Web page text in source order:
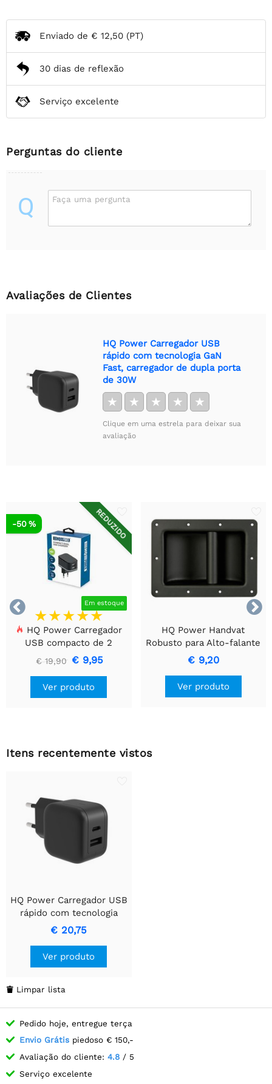
Enviado de € 12,50 (PT)
30 dias de reflexão
Serviço excelente
Perguntas do cliente
Q Faça uma pergunta
Avaliações de Clientes
HQ Power Carregador USB
rápido com tecnologia GaN
Fast, carregador de dupla porta
de 30W
★ ★ ★ ★ ★
Clique em uma estrela para deixar sua
avaliação


REDUZIDO
Em estoque
-50 %
HQ Power Carregador
USB compacto de 2
portas – Carregamento
inteligente de 17 W, preto
€ 19,90 € 9,95
Ver produto
HQ Power Handvat
Robusto para Alto-falante
- Metal Preto
€ 9,20
Ver produto
Itens recentemente vistos
HQ Power Carregador USB
rápido com tecnologia
GaN Fast, carregador de
dupla porta de 30W
€ 20,75
Ver produto
 Limpar lista
Pedido hoje, entregue terça
Envio Grátis piedoso € 150,-
Avaliação do cliente: 4.8 / 5
Serviço excelente